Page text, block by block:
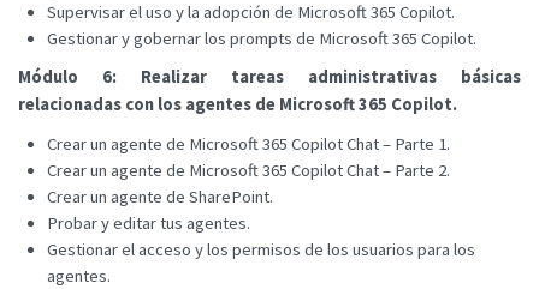
Supervisar el uso y la adopción de Microsoft 365 Copilot.
Gestionar y gobernar los prompts de Microsoft 365 Copilot.
Módulo 6: Realizar tareas administrativas básicas
relacionadas con los agentes de Microsoft 365 Copilot.
Crear un agente de Microsoft 365 Copilot Chat – Parte 1.
Crear un agente de Microsoft 365 Copilot Chat – Parte 2.
Crear un agente de SharePoint.
Probar y editar tus agentes.
Gestionar el acceso y los permisos de los usuarios para los
agentes.